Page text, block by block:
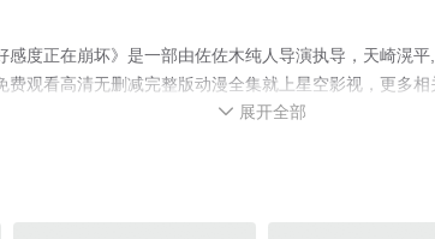
感度正在崩坏》是一部由佐佐木纯人导演执导，天崎滉
费观看高清无删减完整版动漫全集就上星空影视，更多
 展开全部